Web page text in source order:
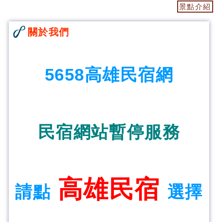
景點介紹
關於我們
5658高雄民宿網
民宿網站暫停服務
請點 高雄民宿 選擇